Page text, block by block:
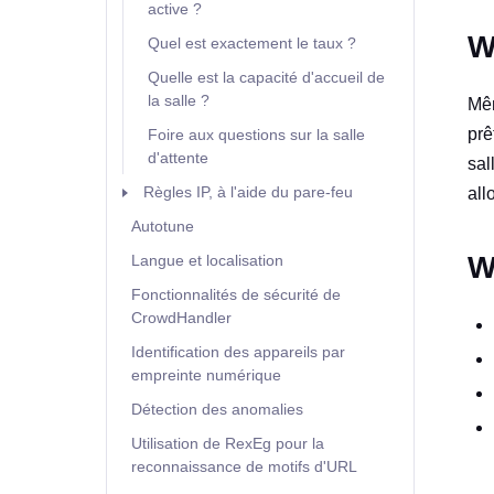
active ?
Quel est exactement le taux ?
Quelle est la capacité d'accueil de
la salle ?
Foire aux questions sur la salle
d'attente
Règles IP, à l'aide du pare-feu
Autotune
Langue et localisation
Fonctionnalités de sécurité de
CrowdHandler
Identification des appareils par
empreinte numérique
Détection des anomalies
Utilisation de RexEg pour la
reconnaissance de motifs d'URL